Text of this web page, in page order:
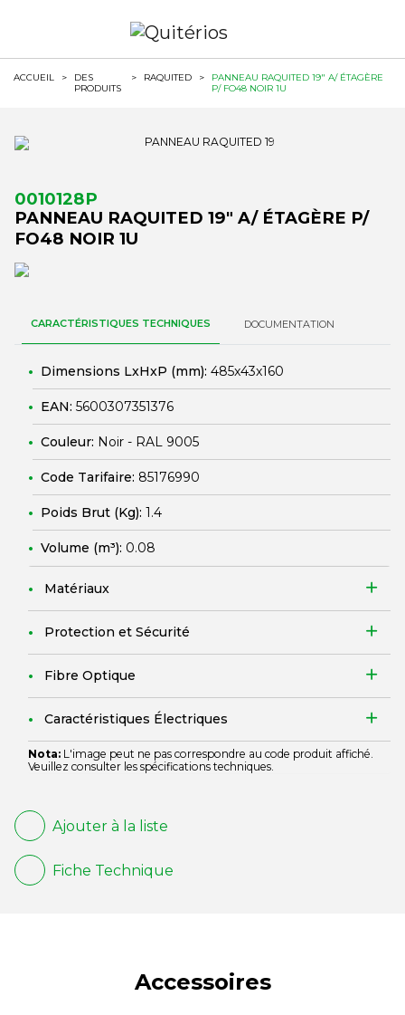
ACCUEIL >
DES
PRODUITS
> RAQUITED >
PANNEAU RAQUITED 19" A/ ÉTAGÈRE
P/ FO48 NOIR 1U
0010128P
PANNEAU RAQUITED 19" A/ ÉTAGÈRE P/
FO48 NOIR 1U
CARACTÉRISTIQUES TECHNIQUES DOCUMENTATION
Dimensions LxHxP (mm): 485x43x160
EAN: 5600307351376
Couleur: Noir - RAL 9005
Code Tarifaire: 85176990
Poids Brut (Kg): 1.4
Volume (m³): 0.08
Matériaux
Protection et Sécurité
Fibre Optique
Caractéristiques Électriques
Nota: L'image peut ne pas correspondre au code produit affiché.
Veuillez consulter les spécifications techniques.
Ajouter à la liste
Fiche Technique
Accessoires